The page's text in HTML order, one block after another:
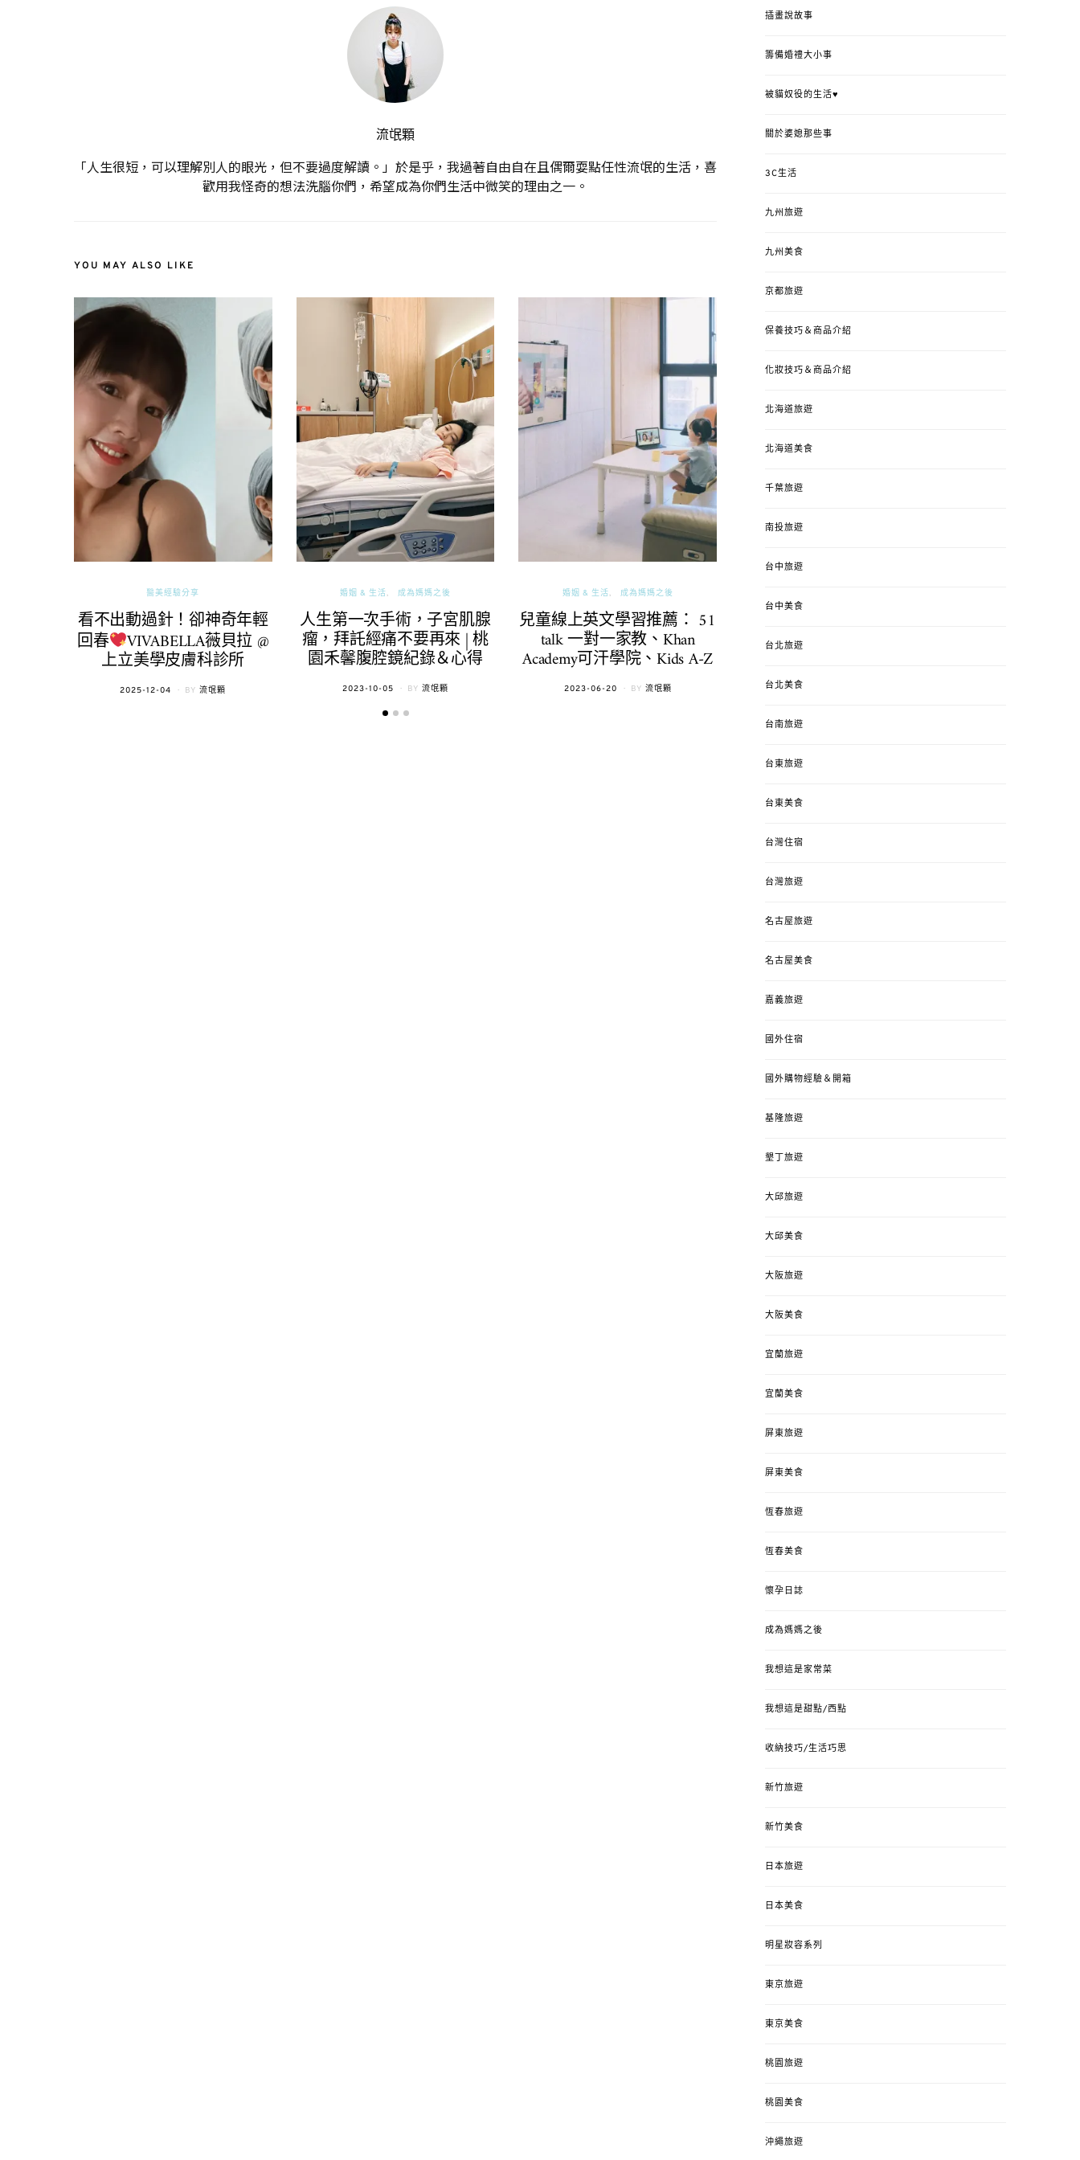
流氓顆
「人生很短，可以理解別人的眼光，但不要過度解讀。」於是乎，我過著自由自在且偶爾耍點任性流氓的生活，喜
歡用我怪奇的想法洗腦你們，希望成為你們生活中微笑的理由之一。
YOU MAY ALSO LIKE
醫美經驗分享
看不出動過針！卻神奇年輕
回春 VIVABELLA薇貝拉 @
上立美學皮膚科診所
POSTED
2025-12-04 BY 流氓顆
婚姻 & 生活 成為媽媽之後
人生第一次手術，子宮肌腺
瘤，拜託經痛不要再來 | 桃
園禾馨腹腔鏡紀錄＆心得
POSTED
2023-10-05 BY 流氓顆
婚姻 & 生活 成為媽媽之後
兒童線上英文學習推薦： 51
talk 一對一家教、Khan
Academy可汗學院、Kids A-Z
POSTED
2023-06-20 BY 流氓顆
錯、認識華德福
ON
插畫說故事
籌備婚禮大小事
被貓奴役的生活♥
關於婆媳那些事
3C生活
九州旅遊
九州美食
京都旅遊
保養技巧＆商品介紹
化妝技巧＆商品介紹
北海道旅遊
北海道美食
千葉旅遊
南投旅遊
台中旅遊
台中美食
台北旅遊
台北美食
台南旅遊
台東旅遊
台東美食
台灣住宿
台灣旅遊
名古屋旅遊
名古屋美食
嘉義旅遊
國外住宿
國外購物經驗＆開箱
基隆旅遊
墾丁旅遊
大邱旅遊
大邱美食
大阪旅遊
大阪美食
宜蘭旅遊
宜蘭美食
屏東旅遊
屏東美食
恆春旅遊
恆春美食
懷孕日誌
成為媽媽之後
我想這是家常菜
我想這是甜點/西點
收納技巧/生活巧思
新竹旅遊
新竹美食
日本旅遊
日本美食
明星妝容系列
東京旅遊
東京美食
桃園旅遊
桃園美食
沖繩旅遊